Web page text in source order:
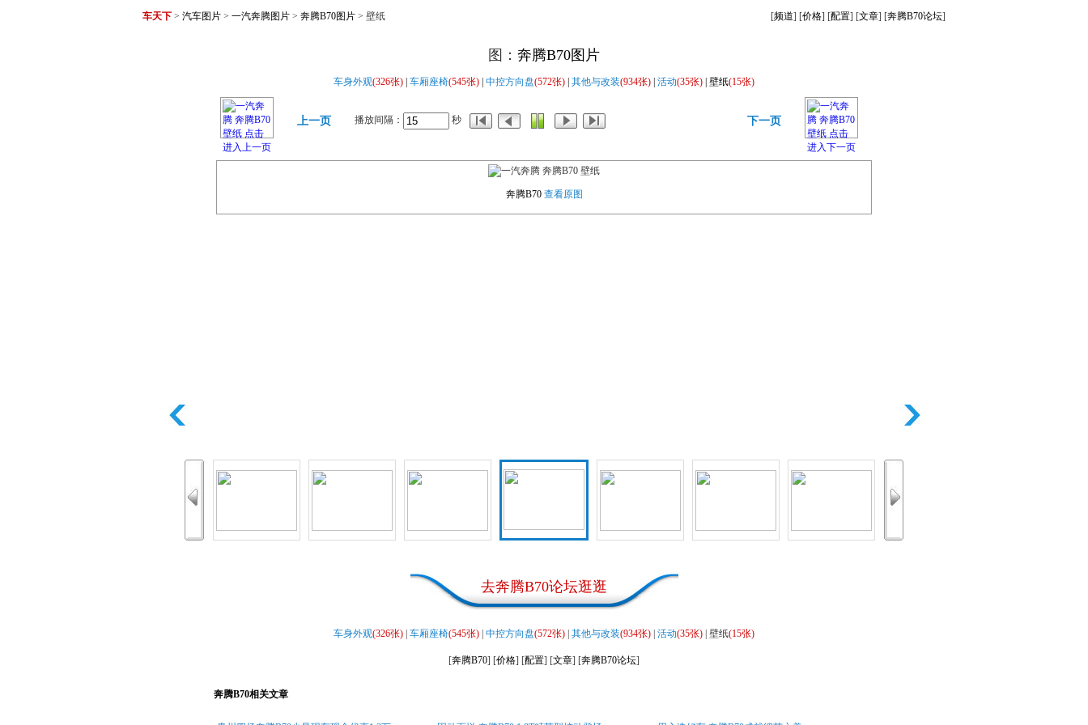
车天下 > 汽车图片 > 一汽奔腾图片 > 奔腾B70图片 > 壁纸 [频道] [价格] [配置] [文章] [奔腾B70论坛]
图： 奔腾B70图片
车身外观(326张) 车厢座椅(545张) 中控方向盘(572张) 其他与改装(934张) 活动(35张) | 壁纸(15张)
上一页 播放间隔： 秒 下一页
奔腾B70 查看原图
去奔腾B70论坛逛逛
车身外观(326张) 车厢座椅(545张) 中控方向盘(572张) 其他与改装(934张) 活动(35张) | 壁纸(15张)
[奔腾B70] [价格] [配置] [文章] [奔腾B70论坛]
奔腾B70相关文章